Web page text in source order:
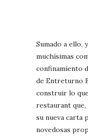
Sumado a ello,
muchísimas
confinamiento
de Entreturno
construir lo
restaurant que,
su nueva carta
novedosas